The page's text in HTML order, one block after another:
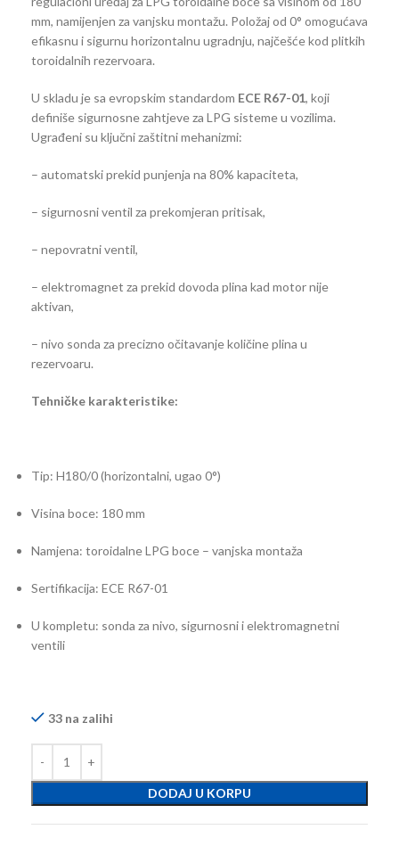
mm, namijenjen za vanjsku montažu. Položaj od 0° omogućava
efikasnu i sigurnu horizontalnu ugradnju, najčešće kod plitkih
toroidalnih rezervoara.
U skladu je sa evropskim standardom ECE R67-01, koji
definiše sigurnosne zahtjeve za LPG sisteme u vozilima.
Ugrađeni su ključni zaštitni mehanizmi:
– automatski prekid punjenja na 80% kapaciteta,
– sigurnosni ventil za prekomjeran pritisak,
– nepovratni ventil,
– elektromagnet za prekid dovoda plina kad motor nije
aktivan,
– nivo sonda za precizno očitavanje količine plina u
rezervoaru.
Tehničke karakteristike:
Tip: H180/0 (horizontalni, ugao 0°)
Visina boce: 180 mm
Namjena: toroidalne LPG boce – vanjska montaža
Sertifikacija: ECE R67-01
U kompletu: sonda za nivo, sigurnosni i elektromagnetni
ventili
33 na zalihi
DODAJ U KORPU